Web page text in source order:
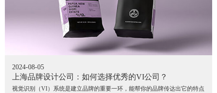
2024-08-05
上海品牌设计公司：如何选择优秀的VI公司？
视觉识别（VI）系统是建立品牌的重要一环，能帮你的品牌传达出它的特点